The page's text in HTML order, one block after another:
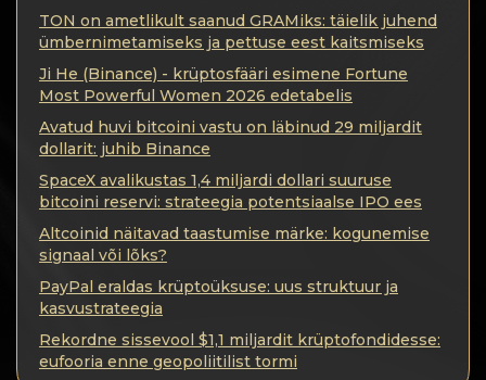
Reeglid
AML/CFT
Konfidentsiaalsus
Kontaktid
Wiki
FAQ
TON on ametlikult saanud GRAMiks: täielik juhend
ümbernimetamiseks ja pettuse eest kaitsmiseks
Ji He (Binance) - krüptosfääri esimene Fortune
Most Powerful Women 2026 edetabelis
Avatud huvi bitcoini vastu on läbinud 29 miljardit
dollarit: juhib Binance
SpaceX avalikustas 1,4 miljardi dollari suuruse
bitcoini reservi: strateegia potentsiaalse IPO ees
Altcoinid näitavad taastumise märke: kogunemise
signaal või lõks?
PayPal eraldas krüptoüksuse: uus struktuur ja
kasvustrateegia
Rekordne sissevool $1,1 miljardit krüptofondidesse:
eufooria enne geopoliitilist tormi